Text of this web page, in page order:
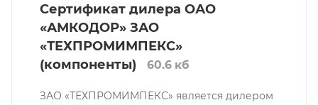
Сертификат дилера ОАО
«АМКОДОР» ЗАО
«ТЕХПРОМИМПЕКС»
(компоненты)
60.6 кб
ЗАО «ТЕХПРОМИМПЕКС» является дилером